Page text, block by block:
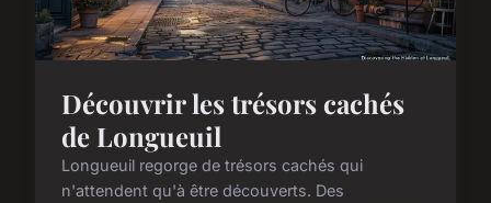
Découvrir les trésors cachés
de Longueuil
Longueuil regorge de trésors cachés qui
n'attendent qu'à être découverts. Des